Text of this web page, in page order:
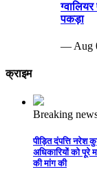
पकड़ा
— Aug
क्राइम
Breaking
पीड़ित दंपत्ति नरेश
अधिकारियों को पूरे
की मांग की